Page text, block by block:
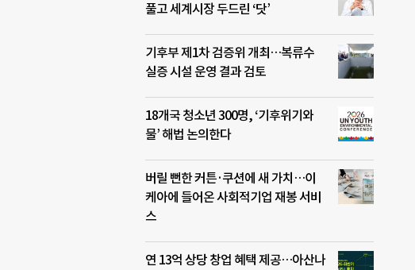
풀고 세계시장 두드린 ‘닷’
기후부 제1차 검증위 개최…복류수
실증 시설 운영 결과 검토
18개국 청소년 300명, ‘기후위기와
물’ 해법 논의한다
버릴 뻔한 커튼·쿠션에 새 가치…이
케아에 들어온 사회적기업 재봉 서비
스
연 13억 상당 창업 혜택 제공…아산나